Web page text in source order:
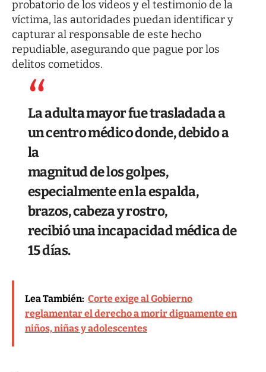
probatorio de los videos y el testimonio de la
víctima, las autoridades puedan identificar y
capturar al responsable de este hecho
repudiable, asegurando que pague por los
delitos cometidos.
La adulta mayor fue trasladada a
un centro médico donde, debido a
la
magnitud de los golpes,
especialmente en la espalda,
brazos, cabeza y rostro,
recibió una incapacidad médica de
15 días.
Lea También: Corte exige al Gobierno
reglamentar el derecho a morir dignamente en
niños, niñas y adolescentes